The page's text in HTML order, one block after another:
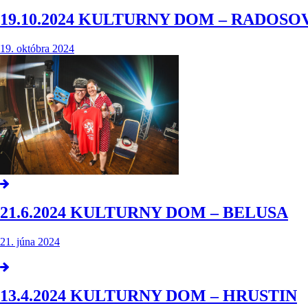
19.10.2024 KULTURNY DOM –
19. októbra 2024
21.6.2024 KULTURNY DOM – BELUSA
21. júna 2024
13.4.2024 KULTURNY DOM – HRUSTIN